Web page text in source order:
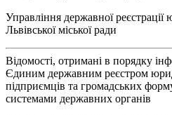
Управління державної
Львівської міської ради
Відомості, отримані в порядку
Єдиним державним реєстром
підприємців та громадських
системами державних органів